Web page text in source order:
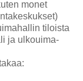
monet
tiloista
ja ulkouima-